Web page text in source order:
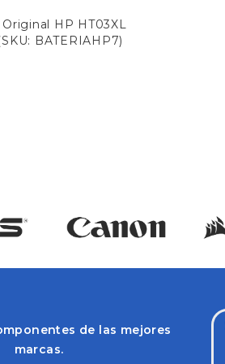
HP HT03XL
BATERIAHP7)
de las mejores
marcas.